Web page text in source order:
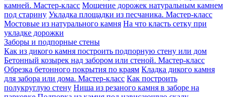
камней. Мастер-класс Мощение дорожек натуральным камнем
под старину Укладка площадки из песчаника. Мастер-класс
Мостовые из натурального камня На что класть сетку при
укладке дорожки
Заборы и подпорные стены
Как из дикого камня построить подпорную стену или дом
Бетонный козырек над забором или стеной. Мастер-класс
Обрезка бетонного покрытия по краям Кладка дикого камня
для забора или дома. Мастер-класс Как построить
полукруглую стену Ниша из резаного камня в заборе на